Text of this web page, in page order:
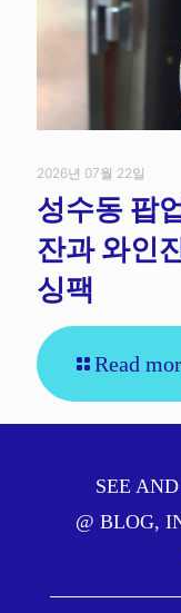
2026년 07월 22일
성수동 팝
잔과 와인
싱팩
Read
SEE
@ BLOG,